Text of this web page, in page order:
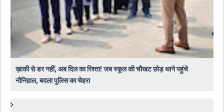
ख़ाकी से डर नहीं, अब दिल का रिश्ता! जब स्कूल की चौखट छोड़ थाने पहुंचे
नौनिहाल, बदला पुलिस का चेहरा